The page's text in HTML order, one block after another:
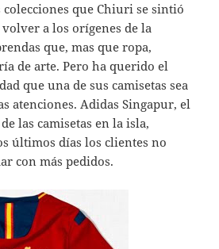
colecciones que Chiuri se sintió
a los orígenes de la
que, mas que ropa,
de arte. Pero ha querido el
que una de sus camisetas sea
atenciones. Adidas Singapur, el
las camisetas en la isla,
últimos días los clientes no
con más pedidos.